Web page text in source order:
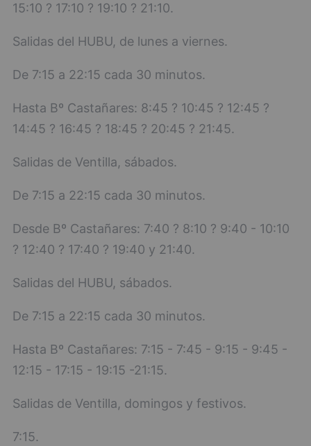
15:10 ? 17:10 ? 19:10 ? 21:10.
Salidas del HUBU, de lunes a viernes.
De 7:15 a 22:15 cada 30 minutos.
Hasta Bº Castañares: 8:45 ? 10:45 ? 12:45 ?
14:45 ? 16:45 ? 18:45 ? 20:45 ? 21:45.
Salidas de Ventilla, sábados.
De 7:15 a 22:15 cada 30 minutos.
Desde Bº Castañares: 7:40 ? 8:10 ? 9:40 - 10:10
? 12:40 ? 17:40 ? 19:40 y 21:40.
Salidas del HUBU, sábados.
De 7:15 a 22:15 cada 30 minutos.
Hasta Bº Castañares: 7:15 - 7:45 - 9:15 - 9:45 -
12:15 - 17:15 - 19:15 -21:15.
Salidas de Ventilla, domingos y festivos.
7:15.